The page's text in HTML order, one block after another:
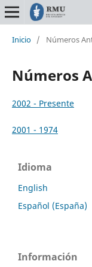
Inicio / Números
Números
2002 - Presente
2001 - 1974
Idioma
English
Español (España)
Información